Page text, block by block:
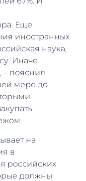
Еще
иностранных
наука,
Иначе
пояснил
мере до
на
в
российских
должны